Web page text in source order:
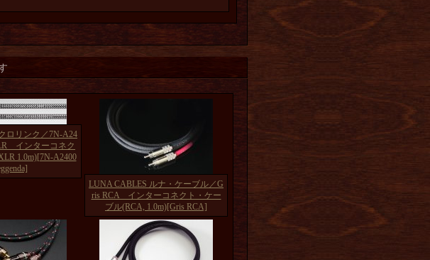
ロリンク／7N-A24
インターコネク
1.0m)[7N-A2400
LUNA CABLES ルナ・ケーブル／G
ris RCA インターコネクト・ケー
ブル(RCA, 1.0m)[Gris RCA]